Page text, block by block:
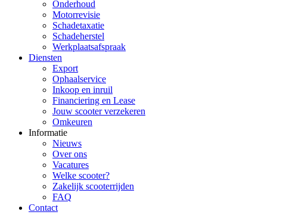
Onderhoud
Motorrevisie
Schadetaxatie
Schadeherstel
Werkplaatsafspraak
Diensten
Export
Ophaalservice
Inkoop en inruil
Financiering en Lease
Jouw scooter verzekeren
Omkeuren
Informatie
Nieuws
Over ons
Vacatures
Welke scooter?
Zakelijk scooterrijden
FAQ
Contact